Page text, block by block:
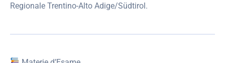
Regionale Trentino-Alto Adige/Südtirol.